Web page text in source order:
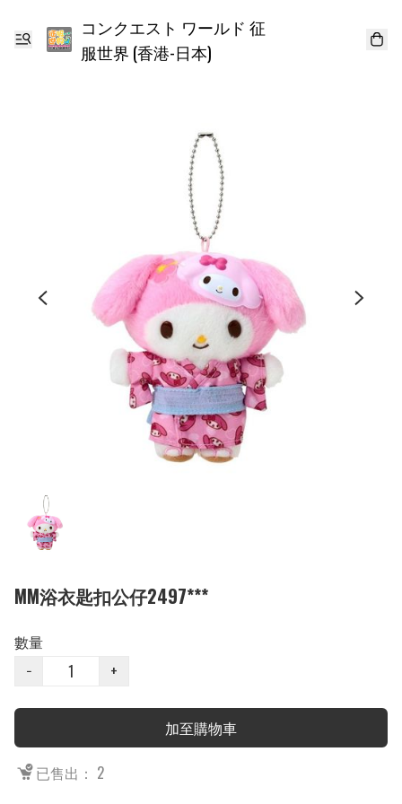
コンクエスト ワールド 征
服世界 (香港-日本)
MM浴衣匙扣公仔2497***
數量
−
+
加至購物車
已售出： 2